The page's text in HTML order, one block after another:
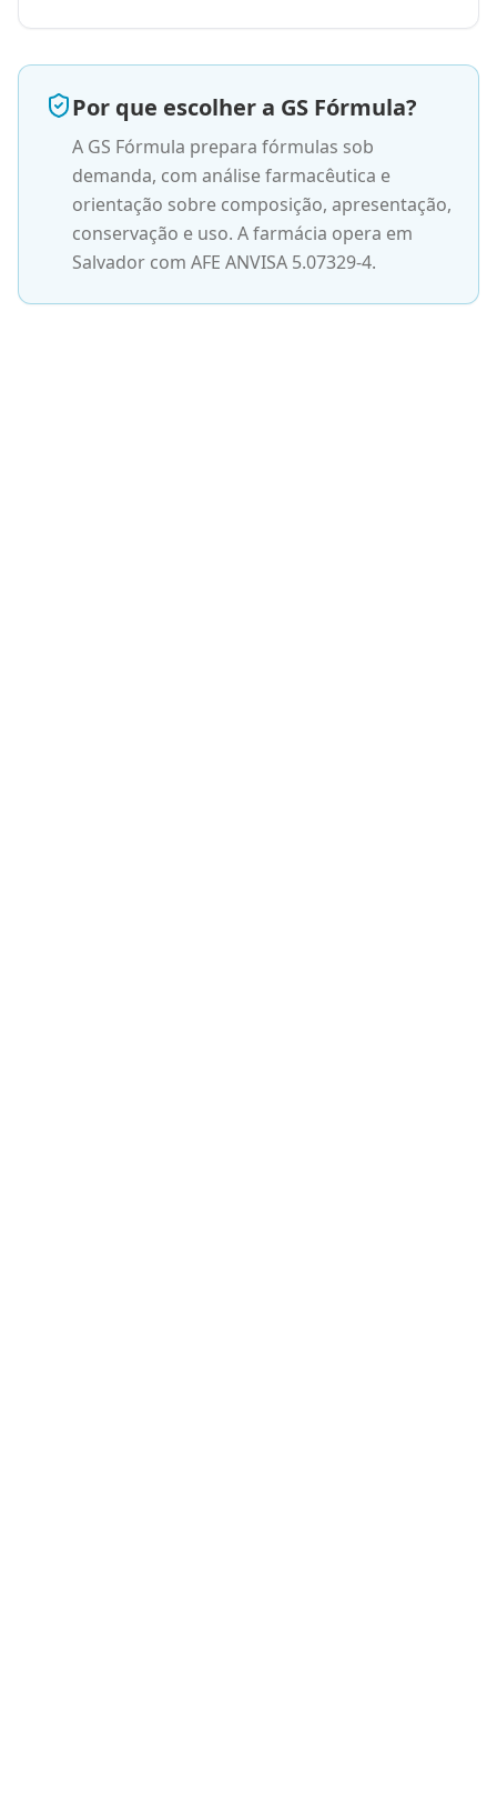
Por que escolher a GS Fórmula?
A GS Fórmula prepara fórmulas sob
demanda, com análise farmacêutica e
orientação sobre composição, apresentação,
conservação e uso. A farmácia opera em
Salvador com AFE ANVISA 5.07329-4.